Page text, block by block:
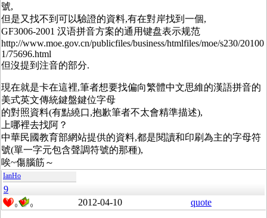
號,
但是又找不到可以驗證的資料,有在對岸找到一個,
GF3006-2001 汉语拼音方案的通用键盘表示规范
http://www.moe.gov.cn/publicfiles/business/htmlfiles/moe/s230/20100
1/75696.html
但沒提到注音的部分.
現在就是卡在這裡,筆者想要找偏向繁體中文思維的漢語拼音的
美式英文傳統鍵盤鍵位字母
的對照資料(有點繞口,抱歉筆者不太會精準描述),
上哪裡去找阿？
中華民國教育部網站提供的資料,都是閱讀和印刷為主的字母符
號(單一字元包含聲調符號的那種),
唉~傷腦筋～
IanHo
9
0 0 2012-04-10 quote